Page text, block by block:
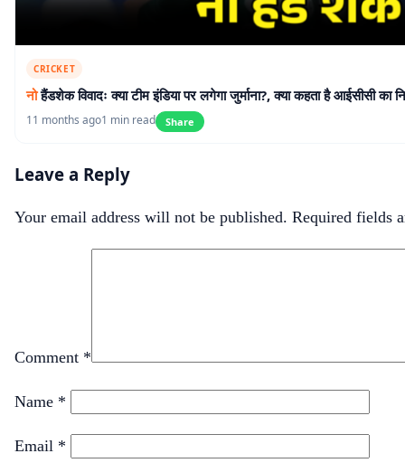
CRICKET
नोहैंडशेक विवादः क्या टीम इंडिया पर लगेगा जुर्माना?, क्या कहता है आईसीसी का
11 months ago1 min read Share
Leave a Reply
Your email address will not be published. Required fields
Comment *
Name *
Email *